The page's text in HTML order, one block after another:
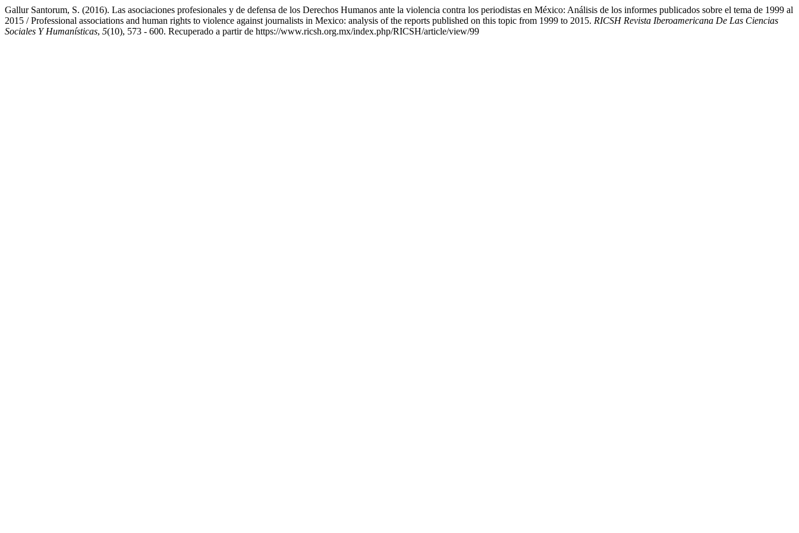
Gallur Santorum, S. (2016). Las asociaciones profesionales y de defensa de los Derechos Humanos ante la violencia contra los periodistas en México: Análisis de los informes publicados sobre el tema de 1999 al
2015 / Professional associations and human rights to violence against journalists in Mexico: analysis of the reports published on this topic from 1999 to 2015. RICSH Revista Iberoamericana De Las Ciencias
Sociales Y Humanísticas, 5(10), 573 - 600. Recuperado a partir de https://www.ricsh.org.mx/index.php/RICSH/article/view/99